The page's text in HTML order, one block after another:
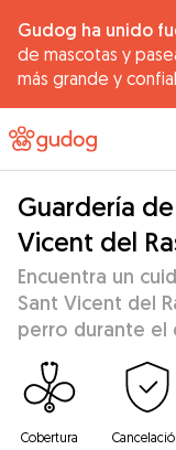
Gudog ha unido
de mascotas y
más grande y
Guardería
Vicent del
Encuentra un
Sant Vicent del
perro durante el
Cobertura